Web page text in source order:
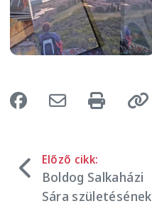
Előző cikk:
Boldog Salkaházi
Sára születésének